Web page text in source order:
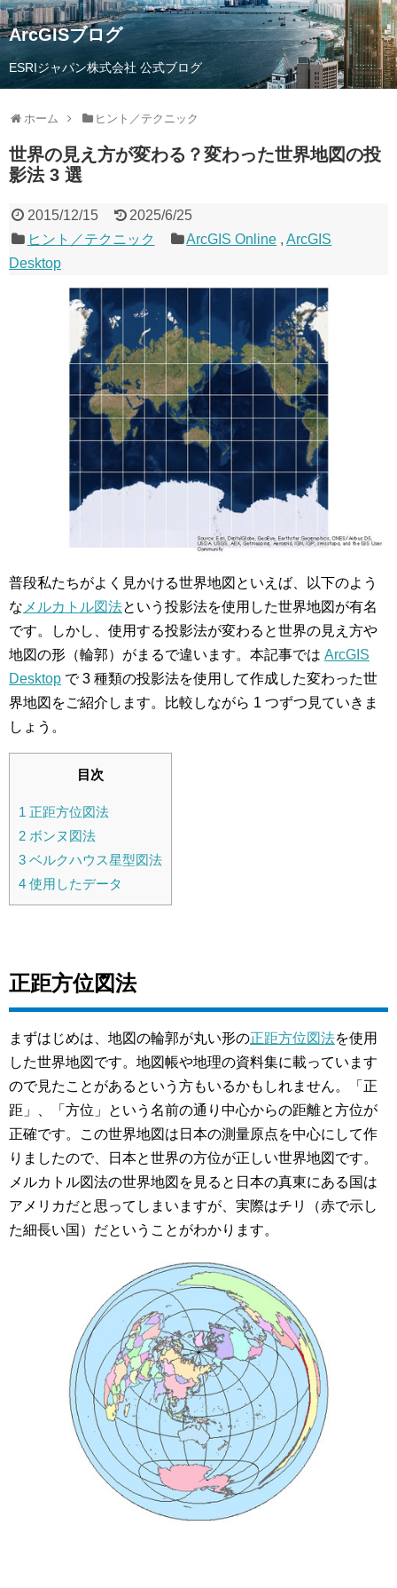
ArcGISブログ
ESRIジャパン株式会社 公式ブログ
ホーム ヒント／テクニック
世界の見え方が変わる？変わった世界地図の投
影法 3 選
2015/12/15
2025/6/25
ヒント／テクニック
ArcGIS Online ,ArcGIS
Desktop
普段私たちがよく見かける世界地図といえば、以下のよう
な メルカトル図法という投影法を使用した世界地図が有名
です。しかし、使用する投影法が変わると世界の見え方や
地図の形（輪郭）がまるで違います。本記事では ArcGIS
Desktop で 3 種類の投影法を使用して作成した変わった世
界地図をご紹介します。比較しながら 1 つずつ見ていきま
しょう。
目次
1 正距方位図法
2 ボンヌ図法
3 ベルクハウス星型図法
4 使用したデータ
正距方位図法
まずはじめは、地図の輪郭が丸い形の正距方位図法を使用
した世界地図です。地図帳や地理の資料集に載っています
ので見たことがあるという方もいるかもしれません。「正
距」、「方位」という名前の通り中心からの距離と方位が
正確です。この世界地図は日本の測量原点を中心にして作
りましたので、日本と世界の方位が正しい世界地図です。
メルカトル図法の世界地図を見ると日本の真東にある国は
アメリカだと思ってしまいますが、実際はチリ（赤で示し
た細長い国）だということがわかります。